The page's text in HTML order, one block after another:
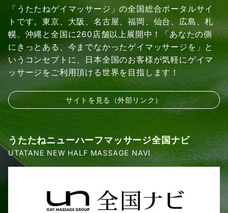
「うたたねゲイマッサージ」の全国総合ポータルサイ
トです。東京、大阪、名古屋、福岡、仙台、広島、札
幌、沖縄と全国に260店舗以上展開中！「あなたの側
にきっとある、今までなかったゲイマッサージを」と
いうコンセプトに、日本全国のお客様が気軽にゲイマ
ッサージをご利用頂ける世界を目指します！
サイトを見る（外部リンク）
うたたねニューハーフマッサージ全国ナビ
UTATANE NEW HALF MASSAGE NAVI